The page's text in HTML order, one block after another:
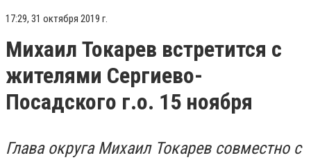
17:29, 31 октября 2019 г.
Михаил Токарев встретится с
жителями Сергиево-
Посадского г.о. 15 ноября
Глава округа Михаил Токарев совместно с